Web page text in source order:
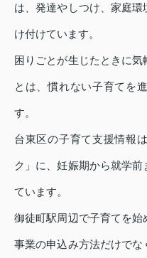
は、発達やしつけ、家庭
け付けています。
困りごとが生じたときに気
とは、慣れない子育てを
す。
台東区の子育て支援情報
ク」に、妊娠期から就学
ています。
御徒町駅周辺で子育てを
事業の申込み方法だけでな